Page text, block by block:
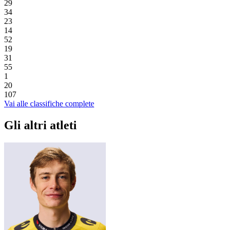
29
34
23
14
52
19
31
55
1
20
107
Vai alle classifiche complete
Gli altri atleti